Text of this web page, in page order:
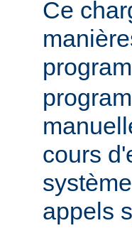
Ce
cours
appels